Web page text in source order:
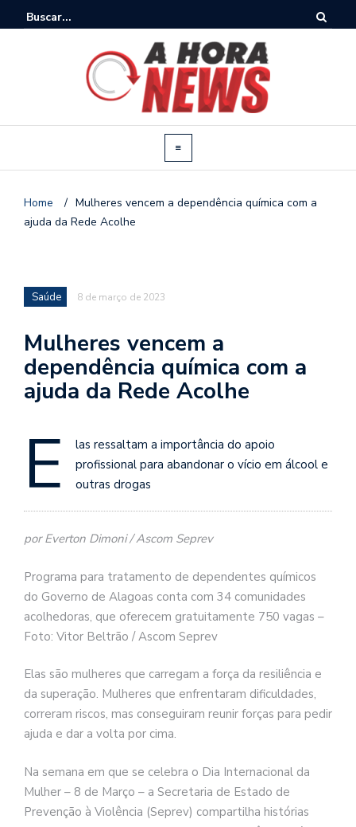
Home / Mulheres vencem a dependência química com a
ajuda da Rede Acolhe
Saúde 8 de março de 2023
Mulheres vencem a
dependência química com a
ajuda da Rede Acolhe
E
las ressaltam a importância do apoio
profissional para abandonar o vício em álcool e
outras drogas
por Everton Dimoni / Ascom Seprev
Programa para tratamento de dependentes químicos
do Governo de Alagoas conta com 34 comunidades
acolhedoras, que oferecem gratuitamente 750 vagas –
Foto: Vitor Beltrão / Ascom Seprev
Elas são mulheres que carregam a força da resiliência e
da superação. Mulheres que enfrentaram dificuldades,
correram riscos, mas conseguiram reunir forças para pedir
ajuda e dar a volta por cima.
Na semana em que se celebra o Dia Internacional da
Mulher – 8 de Março – a Secretaria de Estado de
Prevenção à Violência (Seprev) compartilha histórias